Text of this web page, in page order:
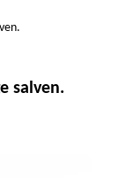
salven.